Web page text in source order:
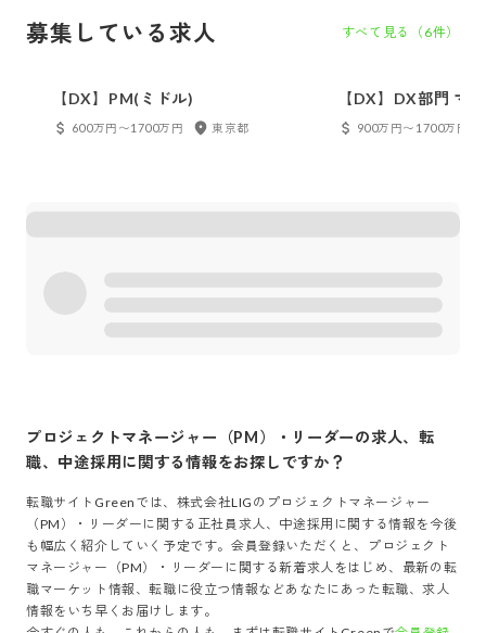
募集している求人 すべて見る（ 6件）
【DX】PM(ミドル)
600万円〜1700万円 東京都
【DX】DX部門 マ
900万円〜1700万円
プロジェクトマネージャー（PM）・リーダーの求人、転
職、中途採用に関する情報をお探しですか？
転職サイトGreenでは、 株式会社LIG の プロジェクトマネージャー
（PM）・リーダー に関する正社員求人、中途採用に関する情報を今後
も幅広く紹介していく予定です。会員登録いただくと、
プロジェクト
マネージャー（PM）・リーダー に関する新着求人をはじめ、最新の転
職マーケット情報、転職に役立つ情報などあなたにあった転職、求人
情報をいち早くお届けします。